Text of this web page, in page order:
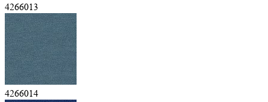
4266013
4266014